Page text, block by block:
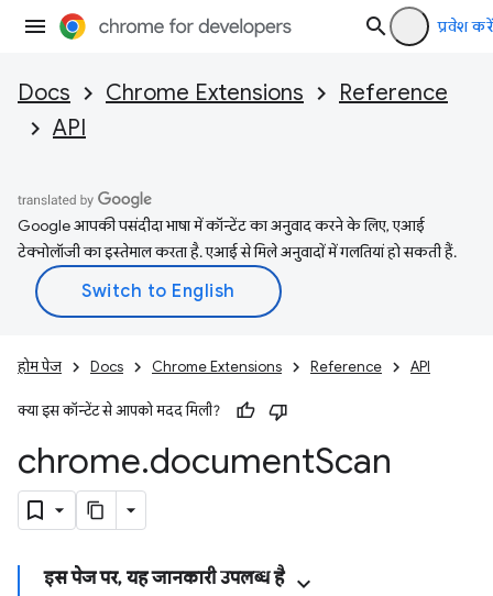
प्रवेश करें
Docs Chrome Extensions
Reference
API
Google आपकी पसंदीदा भाषा में कॉन्टेंट का अनुवाद करने के लिए, एआई
टेक्नोलॉजी का इस्तेमाल करता है. एआई से मिले अनुवादों में गलतियां हो सकती हैं.
होम पेज Docs Chrome Extensions Reference API
क्या इस कॉन्टेंट से आपको मदद मिली?
chrome.documentScan
इस पेज पर, यह जानकारी उपलब्ध है